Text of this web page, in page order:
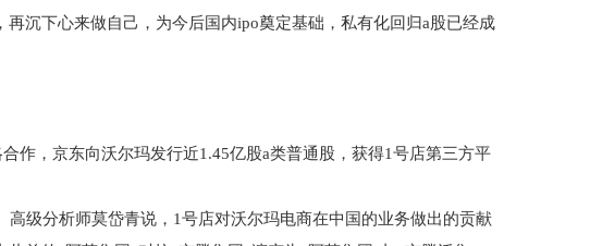
沉下心来做自己，为今后国内ipo奠定基础，私有化回归a股已经成
作，京东向沃尔玛发行近1.45亿股a类普通股，获得1号店第三方平
级分析师莫岱青说，1号店对沃尔玛电商在中国的业务做出的贡献